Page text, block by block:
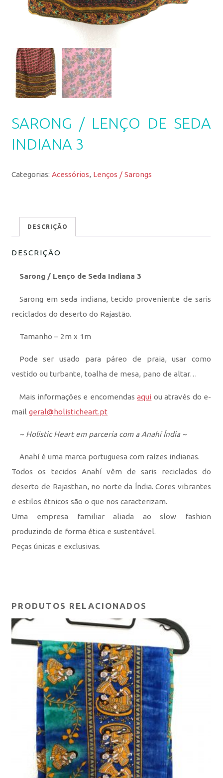
SARONG / LENÇO DE SEDA
INDIANA 3
Categorias:Acessórios, Lenços / Sarongs
DESCRIÇÃO
DESCRIÇÃO
Sarong / Lenço de Seda Indiana 3
Sarong em seda indiana, tecido proveniente de saris
reciclados do deserto do Rajastão.
Tamanho – 2m x 1m
Pode ser usado para páreo de praia, usar como
vestido ou turbante, toalha de mesa, pano de altar…
Mais informações e encomendasaqui ou através do e-
mailgeral@holisticheart.pt
~ Holistic Heart em parceria com a Anahí Índia ~
Anahí é uma marca portuguesa com raízes indianas.
Todos os tecidos Anahí vêm de saris reciclados do
deserto de Rajasthan, no norte da Índia. Cores vibrantes
e estilos étnicos são o que nos caracterizam.
Uma empresa familiar aliada ao slow fashion
produzindo de forma ética e sustentável.
Peças únicas e exclusivas.
PRODUTOS RELACIONADOS